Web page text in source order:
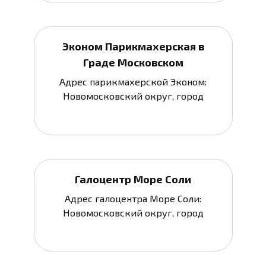
Эконом Парикмахерская в
Граде Московском
Адрес парикмахерской Эконом:
Новомосковский округ, город
Галоцентр Море Соли
Адрес галоцентра Море Соли:
Новомосковский округ, город